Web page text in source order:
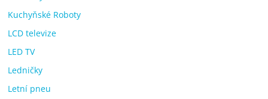
Kuchyňské Roboty
LCD televize
LED TV
Ledničky
Letní pneu